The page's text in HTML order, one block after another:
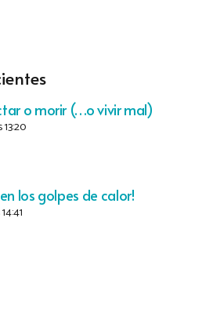
o morir (…o vivir mal)
los golpes de calor!